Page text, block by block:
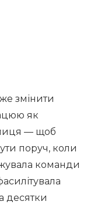
змінити
як
— щоб
поруч, коли
команди
десятки